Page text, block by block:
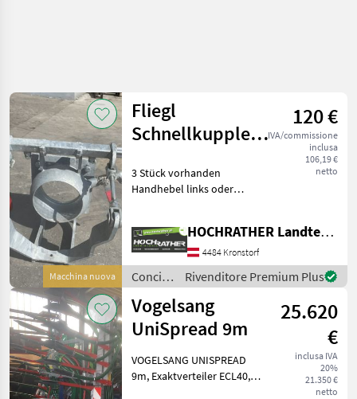
Macchina nuova
Fliegl
Schnellkuppler
120 €
IVA/commissione
inclusa
106,19 €
netto
3 Stück vorhanden
Handhebel links oder
ausgestattet - kann links
oder rechts montiert
werden Griffteil verstellbar
Spa
HOCHRATHER Landtechnik GmbH
4484 Kronstorf
Concimazione
e
irrigazione
/ Fliegl
Rivenditore Premium Plus
Vogelsang
UniSpread 9m
25.620
€
inclusa IVA
20%
21.350 €
netto
VOGELSANG UNISPREAD
9m, Exaktverteiler ECL40,